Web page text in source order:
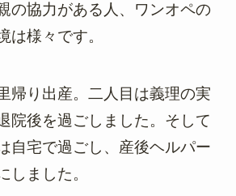
の協力がある人、ワンオペの
は様々です。
帰り出産。二人目は義理の実
院後を過ごしました。そして
自宅で過ごし、産後ヘルパー
しました。